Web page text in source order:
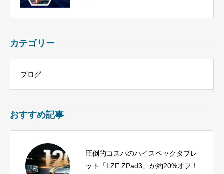
カテゴリー
ブログ
おすすめ記事
圧倒的コスパのハイスペックタブレ
ット「LZF ZPad3」が約20%オフ！